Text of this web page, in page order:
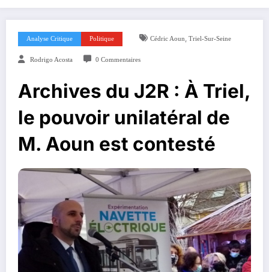
Analyse Critique Politique Cédric Aoun Triel-Sur-Seine
Rodrigo Acosta 0 Commentaires
Archives du J2R : À Triel,
le pouvoir unilatéral de
M. Aoun est contesté